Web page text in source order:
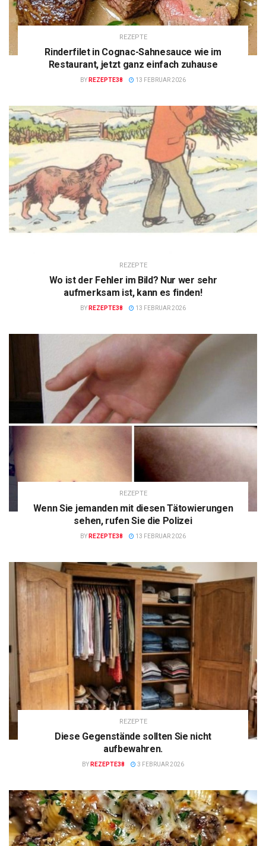
REZEPTE
Rinderfilet in Cognac-Sahnesauce wie im
Restaurant, jetzt ganz einfach zuhause
BY REZEPTE38 13 FEBRUAR 2026
REZEPTE
Wo ist der Fehler im Bild? Nur wer sehr
aufmerksam ist, kann es finden!
BY REZEPTE38 13 FEBRUAR 2026
REZEPTE
Wenn Sie jemanden mit diesen Tätowierungen
sehen, rufen Sie die Polizei
BY REZEPTE38 13 FEBRUAR 2026
REZEPTE
Diese Gegenstände sollten Sie nicht
aufbewahren.
BY REZEPTE38 3 FEBRUAR 2026